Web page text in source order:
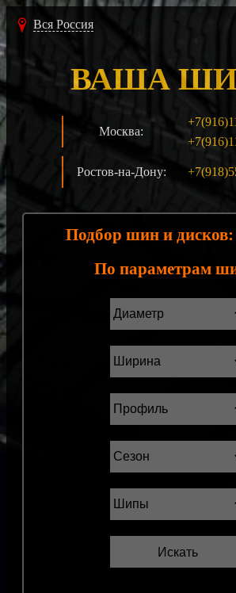
Вся Россия
Москва:
Ростов-на-Дону:
ВАША
Подбор шин и дисков:
По параметрам